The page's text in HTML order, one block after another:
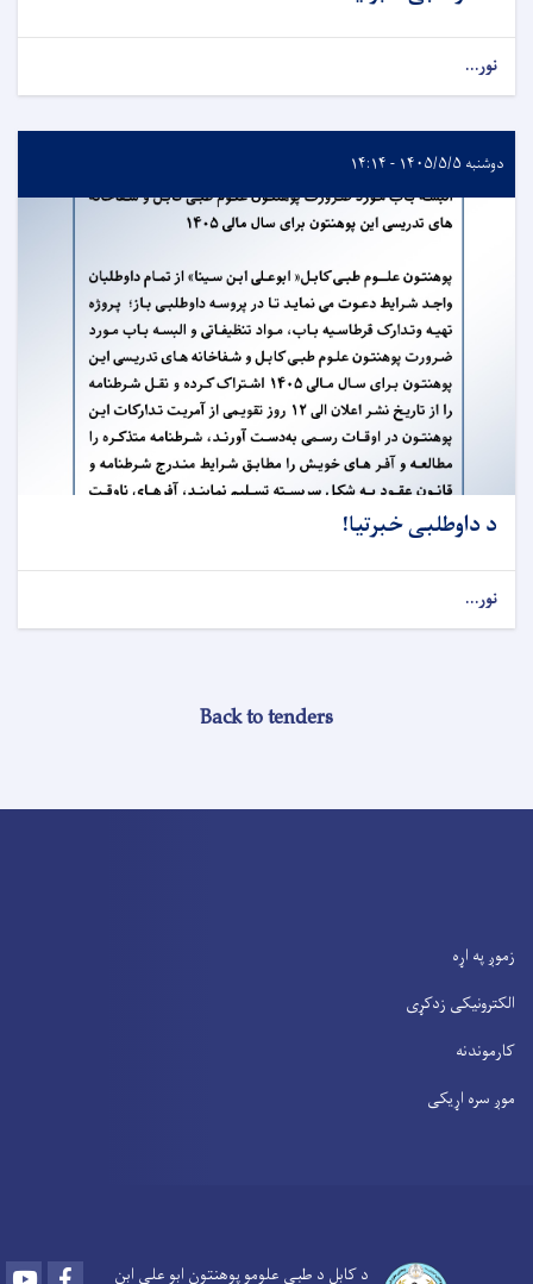
نور...
دوشنبه ۱۴۰۵/۵/۵ - ۱۴:۱۴
د داوطلبی خبرتیا!
نور...
Back to tenders
زموږ په اړه
الکترونیکی زدکړی
کارموندنه
موږ سره اړیکی
د کابل د طبی علومو پوهنتون ابو علی ابن Youtube Facebook